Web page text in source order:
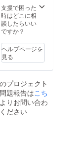
造より
3ヶ月
ﾘｰ（長
野産）
桃 （山
梨産）
ピール
（神奈
川産）
ハー
ルダモ
ン
入
◆雨音
の香り
ち、※い
ずれ
か） •
オリジ
ぬぐい1
枚 (バオ
バブ堂
手作り
い、
w90cm/
h33cm
綿）
支援で困った
時はどこに相
談したらいい
ですか？
ヘルプページを
見る
プロジェクト
題報告はこち
よりお問い合わ
ださい